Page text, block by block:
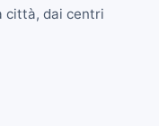
città, dai centri